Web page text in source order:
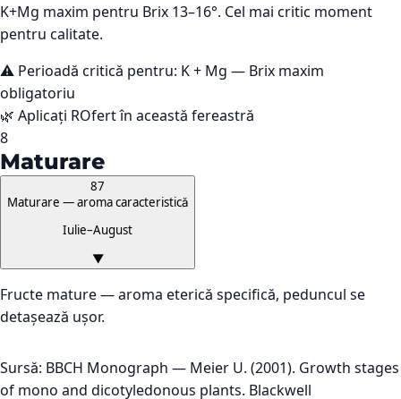
K+Mg maxim pentru Brix 13–16°. Cel mai critic moment
pentru calitate.
⚠️ Perioadă critică pentru: K + Mg — Brix maxim
obligatoriu
🌿 Aplicați ROfert în această fereastră
8
Maturare
87
Maturare — aroma caracteristică
Iulie–August
▼
Fructe mature — aroma eterică specifică, peduncul se
detașează ușor.
Sursă: BBCH Monograph — Meier U. (2001). Growth stages
of mono and dicotyledonous plants. Blackwell